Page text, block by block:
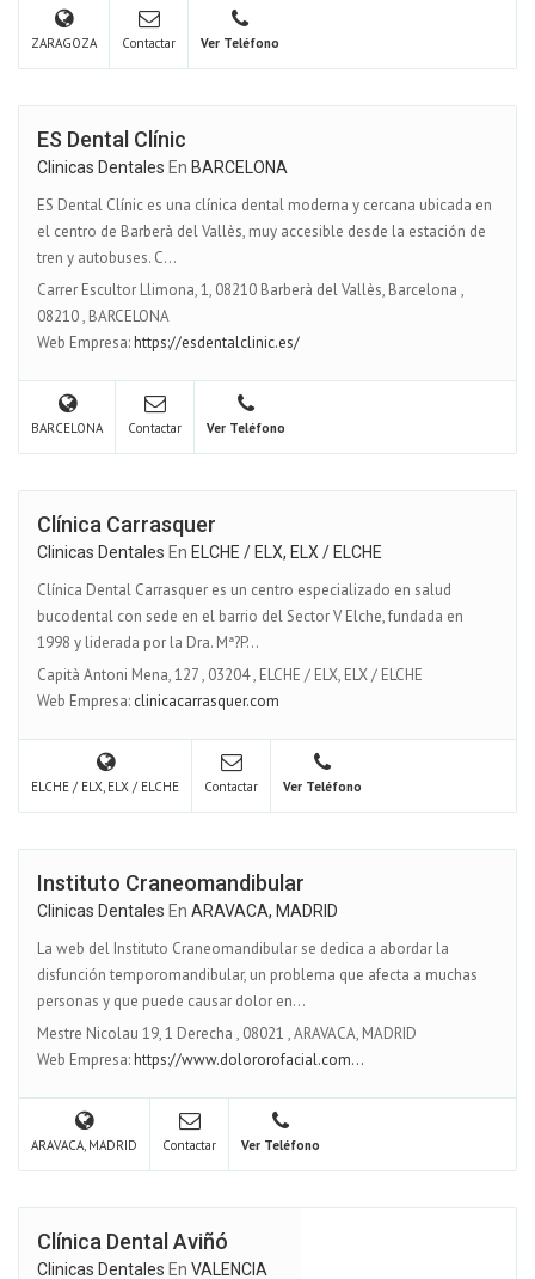
ZARAGOZA Contactar Ver Teléfono
ES Dental Clínic
Clinicas Dentales En BARCELONA
ES Dental Clínic es una clínica dental moderna y cercana ubicada en
el centro de Barberà del Vallès, muy accesible desde la estación de
tren y autobuses. C...
Carrer Escultor Llimona, 1, 08210 Barberà del Vallès, Barcelona ,
08210, BARCELONA
Web Empresa:https://esdentalclinic.es/
BARCELONA Contactar Ver Teléfono
Clínica Carrasquer
Clinicas Dentales En ELCHE / ELX, ELX / ELCHE
Clínica Dental Carrasquer es un centro especializado en salud
bucodental con sede en el barrio del Sector V Elche, fundada en
1998 y liderada por la Dra. Mª?P...
Capità Antoni Mena, 127, 03204, ELCHE / ELX, ELX / ELCHE
Web Empresa: clinicacarrasquer.com
ELCHE / ELX, ELX / ELCHE Contactar Ver Teléfono
Instituto Craneomandibular
Clinicas Dentales En ARAVACA, MADRID
La web del Instituto Craneomandibular se dedica a abordar la
disfunción temporomandibular, un problema que afecta a muchas
personas y que puede causar dolor en...
Mestre Nicolau 19, 1 Derecha , 08021 ,ARAVACA, MADRID
Web Empresa:https://www.dolororofacial.com...
ARAVACA, MADRID Contactar Ver Teléfono
Clínica Dental Aviñó
Clinicas Dentales En VALENCIA